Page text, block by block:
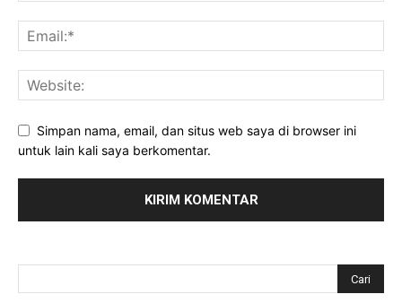
Simpan nama, email, dan situs web saya di browser ini
untuk lain kali saya berkomentar.